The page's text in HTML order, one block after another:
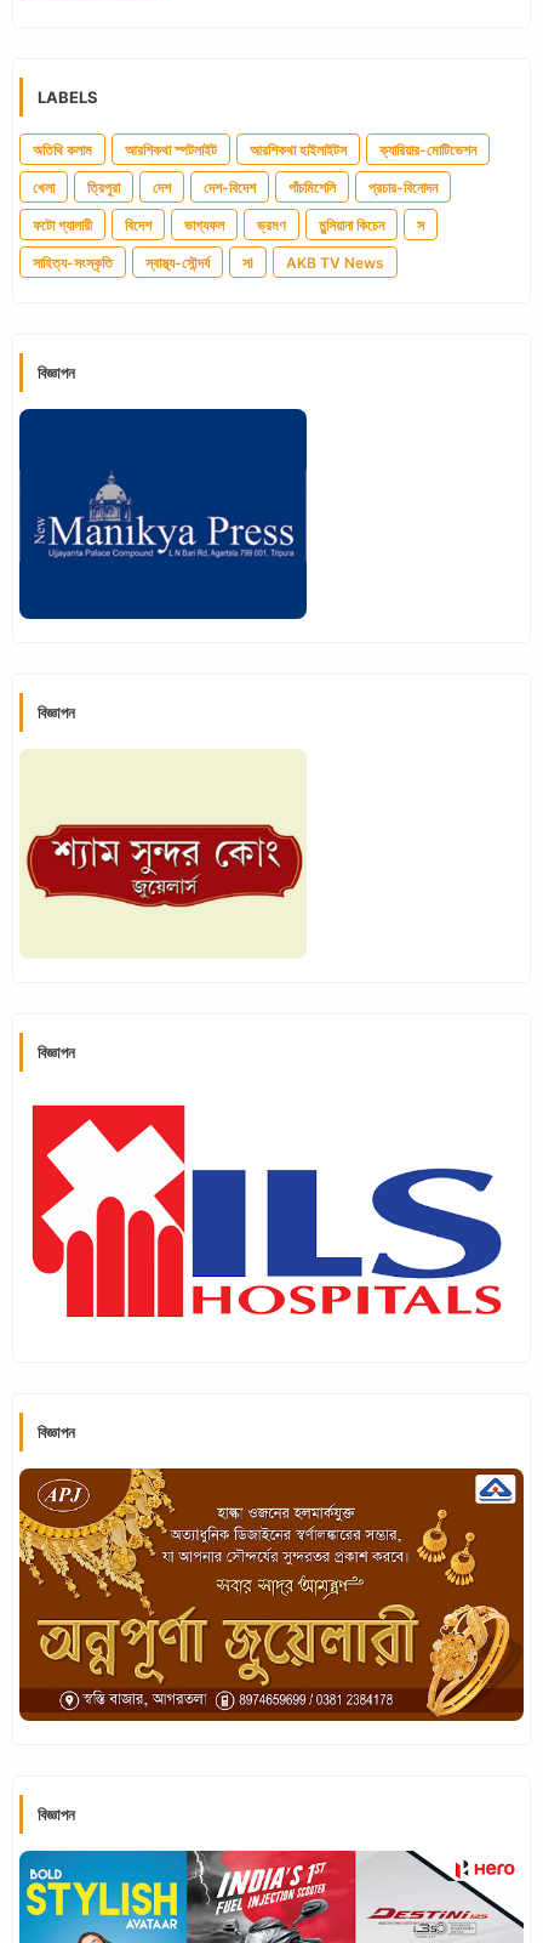
LABELS
অতিথি কলাম আরশিকথা স্পটলাইট আরশিকথা হাইলাইটস ক্যারিয়ার-মোটিভেশন
খেলা ত্রিপুরা দেশ দেশ-বিদেশ পাঁচমিশেলি প্রচার-বিনোদন
ফটো গ্যালারী বিদেশ ভাগ্যফল ভ্রমণ মুন্সিয়ানা কিচেন স
সাহিত্য-সংস্কৃতি স্বাস্থ্য-সৌন্দর্য সl AKB TV News
বিজ্ঞাপন
বিজ্ঞাপন
বিজ্ঞাপন
বিজ্ঞাপন
বিজ্ঞাপন